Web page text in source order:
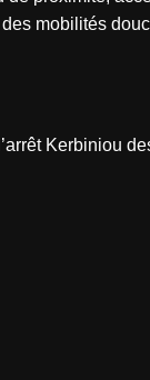
mobilités
Kerbiniou